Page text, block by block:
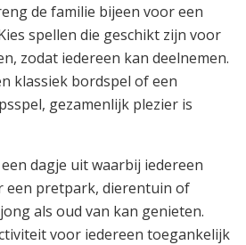
de familie bijeen voor een
spellen die geschikt zijn voor
zodat iedereen kan deelnemen.
klassiek bordspel of een
gezamenlijk plezier is
dagje uit waarbij iedereen
een pretpark, dierentuin of
als oud van kan genieten.
voor iedereen toegankelijk